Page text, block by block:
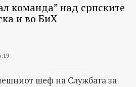
команда” над српските
и во БиХ
шеф на Службата за